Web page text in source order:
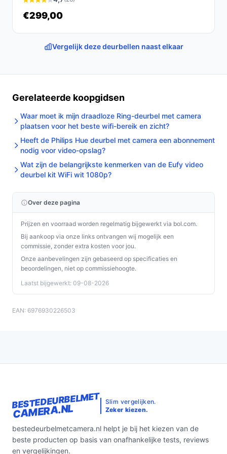
intercomfunctie direct na installatie.
Controleer welk type adapter en welke
Controleer of je huiswifi de gevraagde band(en)
smartphone.
Specificaties in mensentaal
Voedingstype:Adapter/lichtnet — de deurbel moet
van stroom worden voorzien via het stopcontact,
houd daar rekening mee bij de plaatsing.
WiFi / Draadloze verbinding:
dekking bij de voordeur sterk genoeg is.
Inclusief recorder:nee — er wordt geen recorder
meegeleverd; voor opname kun je lokale opslag
gebruiken, controleer de ondersteunde opties in
de specificaties.
Veelgestelde vragen
Is dit geschikt voor thuisgebruik / intensief gebruik /
Waar moet ik op letten bij onderhoud?
Controleer regelmatig: de stroomaansluiting (adapter),
opslag gebruikt, controleer de microSD-kaart en maak
af en toe ruimte vrij volgens de instructies in de
€299,00
Vergelijk deze deurbellen naast elkaar
Gerelateerde koopgidsen
Waar moet ik mijn draadloze Ring-deurbel met camera
plaatsen voor het beste wifi-bereik en zicht?
Heeft de Philips Hue deurbel met camera een abonnement
nodig voor video-opslag?
Wat zijn de belangrijkste kenmerken van de Eufy video
deurbel kit WiFi wit 1080p?
Over deze pagina
Prijzen en voorraad worden regelmatig bijgewerkt via bol.com.
Bij aankoop via onze links ontvangen wij mogelijk een
commissie, zonder extra kosten voor jou.
Onze aanbevelingen zijn gebaseerd op specificaties en
beoordelingen, niet op commissiehoogte.
Laatst bijgewerkt: 09-08-2026
EAN: 6976930226503
BESTEDEURBELMET
CAMERA.NL
Slim vergelijken.
Zeker kiezen.
bestedeurbelmetcamera.nl helpt je bij het kiezen van de
beste producten op basis van onafhankelijke tests, reviews
en vergelijkingen.